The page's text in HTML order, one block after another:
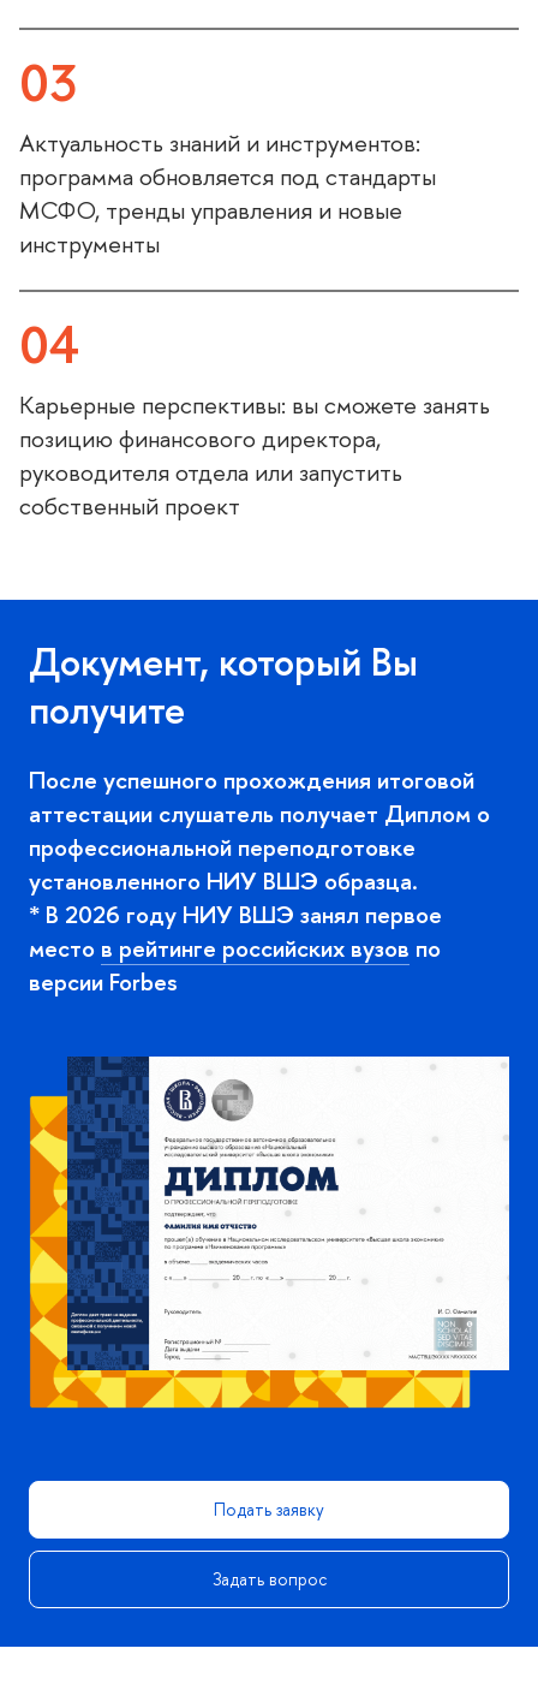
03
Актуальность знаний и инструментов:
программа обновляется под стандарты
МСФО, тренды управления и новые
инструменты
04
Карьерные перспективы: вы сможете занять
позицию финансового директора,
руководителя отдела или запустить
собственный проект
Документ, который Вы
получите
После успешного прохождения итоговой
аттестации слушатель получает Диплом о
профессиональной переподготовке
установленного НИУ ВШЭ образца.
* В 2026 году НИУ ВШЭ занял первое
место рейтинге российских вузо по
ерсии Forbes
Подать заявку
Задать вопрос